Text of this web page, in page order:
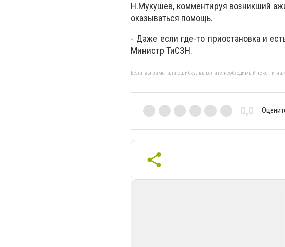
Н.Мукушев, комментируя возникший
оказываться помощь.
- Даже если где-то приостановка и
Министр ТиСЗН.
Если вы заметили ошибку, выделите необходимый текст и
0,0